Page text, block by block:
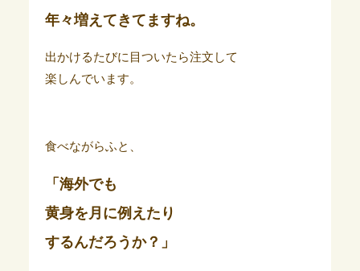
年々増えてきてますね。
出かけるたびに目ついたら注文して
楽しんでいます。
食べながらふと、
「海外でも
黄身を月に例えたり
するんだろうか？」